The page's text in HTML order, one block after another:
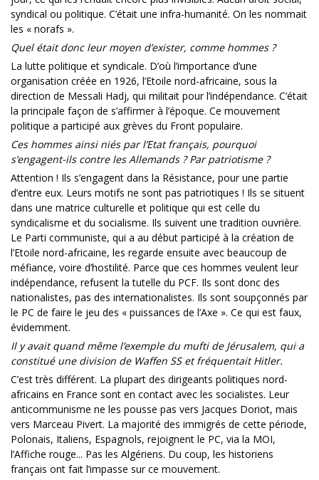
syndical ou politique. C’était une infra-humanité. On les nommait
les « norafs ».
Quel était donc leur moyen d’exister, comme hommes ?
La lutte politique et syndicale. D’où l’importance d’une
organisation créée en 1926, l’Etoile nord-africaine, sous la
direction de Messali Hadj, qui militait pour l’indépendance. C’était
la principale façon de s’affirmer à l’époque. Ce mouvement
politique a participé aux grèves du Front populaire.
Ces hommes ainsi niés par l’Etat français, pourquoi
s’engagent-ils contre les Allemands ? Par patriotisme ?
Attention ! Ils s’engagent dans la Résistance, pour une partie
d’entre eux. Leurs motifs ne sont pas patriotiques ! Ils se situent
dans une matrice culturelle et politique qui est celle du
syndicalisme et du socialisme. Ils suivent une tradition ouvrière.
Le Parti communiste, qui a au début participé à la création de
l’Etoile nord-africaine, les regarde ensuite avec beaucoup de
méfiance, voire d’hostilité. Parce que ces hommes veulent leur
indépendance, refusent la tutelle du PCF. Ils sont donc des
nationalistes, pas des internationalistes. Ils sont soupçonnés par
le PC de faire le jeu des « puissances de l’Axe ». Ce qui est faux,
évidemment.
Il y avait quand même l’exemple du mufti de Jérusalem, qui a
constitué une division de Waffen SS et fréquentait Hitler.
C’est très différent. La plupart des dirigeants politiques nord-
africains en France sont en contact avec les socialistes. Leur
anticommunisme ne les pousse pas vers Jacques Doriot, mais
vers Marceau Pivert. La majorité des immigrés de cette période,
Polonais, Italiens, Espagnols, rejoignent le PC, via la MOI,
l’Affiche rouge... Pas les Algériens. Du coup, les historiens
français ont fait l’impasse sur ce mouvement.